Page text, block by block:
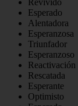
Revivido
Esperado
Alentadora
Esperanzosa
Triunfador
Esperanzoso
Reactivación
Rescatada
Esperante
Optimisto